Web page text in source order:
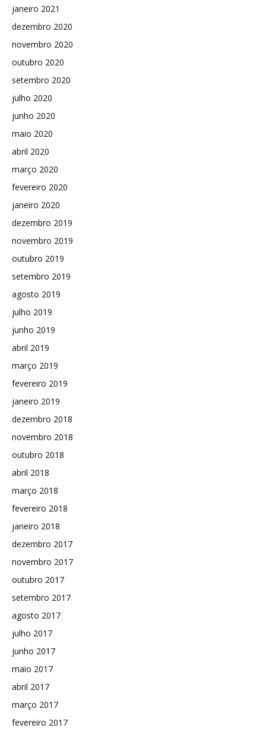
janeiro 2021
dezembro 2020
novembro 2020
outubro 2020
setembro 2020
julho 2020
junho 2020
maio 2020
abril 2020
março 2020
fevereiro 2020
janeiro 2020
dezembro 2019
novembro 2019
outubro 2019
setembro 2019
agosto 2019
julho 2019
junho 2019
abril 2019
março 2019
fevereiro 2019
janeiro 2019
dezembro 2018
novembro 2018
outubro 2018
abril 2018
março 2018
fevereiro 2018
janeiro 2018
dezembro 2017
novembro 2017
outubro 2017
setembro 2017
agosto 2017
julho 2017
junho 2017
maio 2017
abril 2017
março 2017
fevereiro 2017